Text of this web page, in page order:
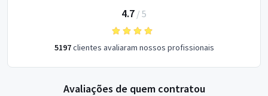
4.7 / 5
5197clientes avaliaram nossos profissionais
Avaliações de quem contratou